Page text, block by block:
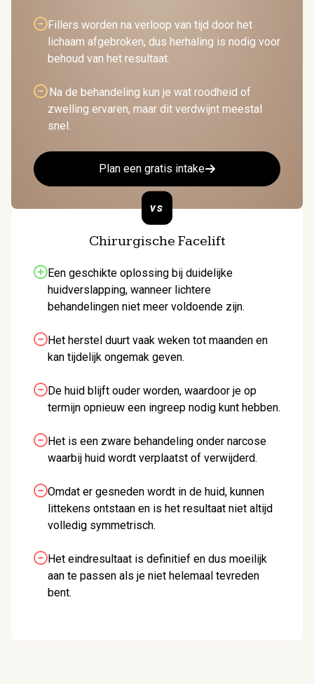
Fillers worden na verloop van tijd door het
lichaam afgebroken, dus herhaling is nodig voor
behoud van het resultaat.
Na de behandeling kun je wat roodheid of
zwelling ervaren, maar dit verdwijnt meestal
snel.
Plan een gratis intake
Chirurgische Facelift
Een geschikte oplossing bij duidelijke
huidverslapping, wanneer lichtere
behandelingen niet meer voldoende zijn.
Het herstel duurt vaak weken tot maanden en
kan tijdelijk ongemak geven.
De huid blijft ouder worden, waardoor je op
termijn opnieuw een ingreep nodig kunt hebben.
Het is een zware behandeling onder narcose
waarbij huid wordt verplaatst of verwijderd.
Omdat er gesneden wordt in de huid, kunnen
littekens ontstaan en is het resultaat niet altijd
volledig symmetrisch.
Het eindresultaat is definitief en dus moeilijk
aan te passen als je niet helemaal tevreden
bent.
vs